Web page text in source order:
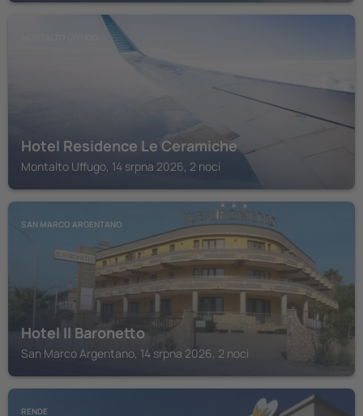
Hotel Residence Le Ceramiche
Montalto Uffugo, 14 srpna 2026, 2 noci
SAN MARCO ARGENTANO
Hotel Il Baronetto
San Marco Argentano, 14 srpna 2026, 2 noci
RENDE